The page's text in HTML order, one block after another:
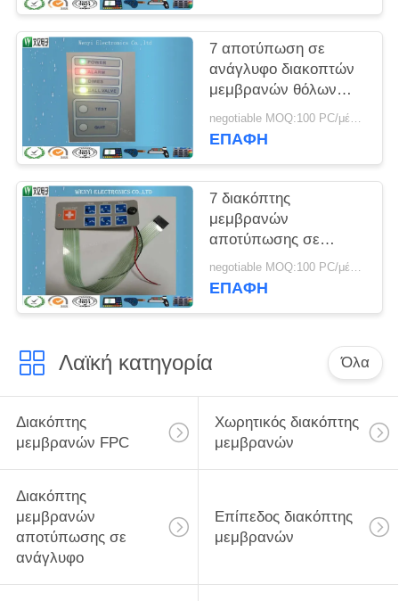
με Polydome
7 αποτύπωση σε
ανάγλυφο διακοπτών
μεμβρανών θόλων
μετάλλων τυπωμένων
υλών οθόνης μεταξιού
negotiable MOQ:100 PC/μέρος
ΕΠΑΦΉ
7 διακόπτης
μεμβρανών
αποτύπωσης σε
ανάγλυφο τυπωμένων
υλών οθόνης μεταξιού
negotiable MOQ:100 PC/μέρος
ΕΠΑΦΉ
Λαϊκή κατηγορία Όλα
Διακόπτης
μεμβρανών FPC
Χωρητικός διακόπτης
μεμβρανών
Διακόπτης
μεμβρανών
αποτύπωσης σε
ανάγλυφο
Επίπεδος διακόπτης
μεμβρανών